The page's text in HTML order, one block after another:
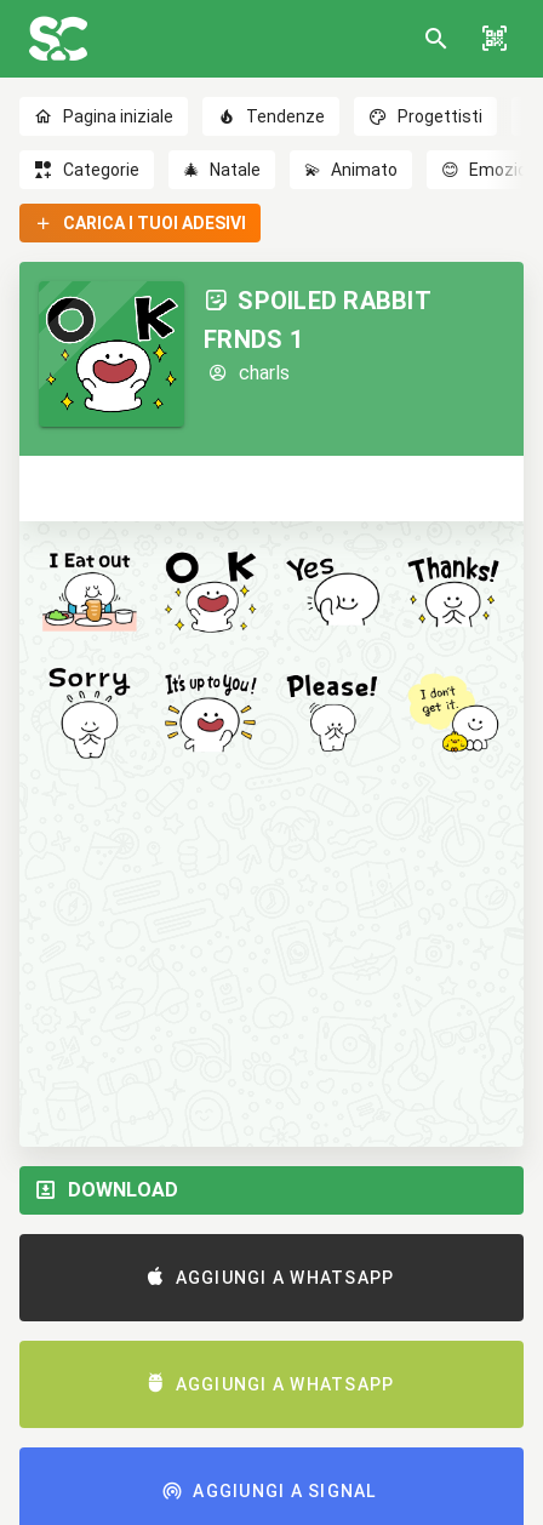
Pagina iniziale Tendenze Progettisti
Categorie 🎄 Natale 💫 Animato 😊 Emozioni
CARICA I TUOI ADESIVI
SPOILED RABBIT
FRNDS 1
charls
DOWNLOAD
AGGIUNGI A WHATSAPP
AGGIUNGI A WHATSAPP
AGGIUNGI A SIGNAL